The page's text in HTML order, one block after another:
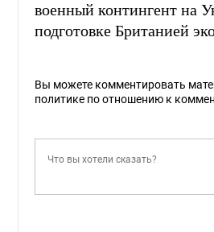
военный контингент на
подготовке Британией
Вы можете комментировать
политике по отношению к